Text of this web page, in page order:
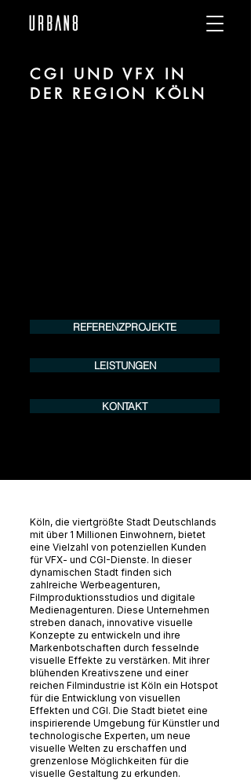
CGI UND VFX IN
DER REGION KÖLN
REFERENZPROJEKTE
LEISTUNGEN
KONTAKT
Köln, die viertgrößte Stadt Deutschlands
mit über 1 Millionen Einwohnern, bietet
eine Vielzahl von potenziellen Kunden
für VFX- und CGI-Dienste. In dieser
dynamischen Stadt finden sich
zahlreiche Werbeagenturen,
Filmproduktionsstudios und digitale
Medienagenturen. Diese Unternehmen
streben danach, innovative visuelle
Konzepte zu entwickeln und ihre
Markenbotschaften durch fesselnde
visuelle Effekte zu verstärken. Mit ihrer
blühenden Kreativszene und einer
reichen Filmindustrie ist Köln ein Hotspot
für die Entwicklung von visuellen
Effekten und CGI. Die Stadt bietet eine
inspirierende Umgebung für Künstler und
technologische Experten, um neue
visuelle Welten zu erschaffen und
grenzenlose Möglichkeiten für die
visuelle Gestaltung zu erkunden.